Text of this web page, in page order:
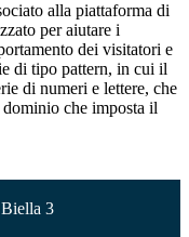
alla piattaforma di
per aiutare i
dei visitatori e
di tipo pattern, in cui il
di numeri e lettere, che
che imposta il
3